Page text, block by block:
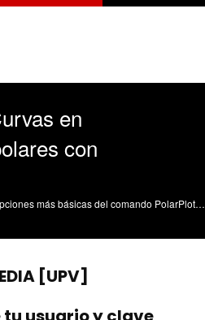
en
con
Explicación del manejo y las opciones más básicas del comando PolarPlot de Mathematica para hacer representaciones de curvas en coordenadas polares. Moraño Fernández, JA. (2010). Gráficas 2D. Curvas en coordenadas polares con Mathematica. https://riunet.upv.es/handle/10251/7996